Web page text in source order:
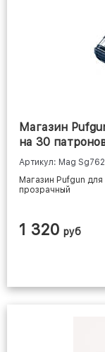
Магазин
на 30
Артикул: Mag
Магазин Pufgun
прозрачный
1 320 руб